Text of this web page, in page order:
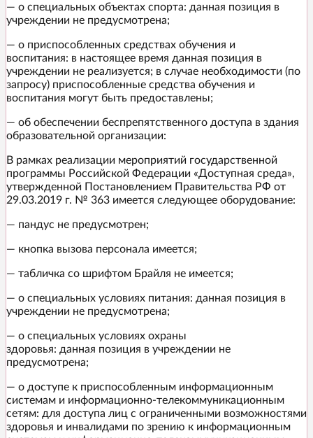
— о специальных объектах спорта: данная позиция в
учреждении не предусмотрена;
— о приспособленных средствах обучения и
воспитания: в настоящее время данная позиция в
учреждении не реализуется; в случае необходимости (по
запросу) приспособленные средства обучения и
воспитания могут быть предоставлены;
— об обеспечении беспрепятственного доступа в здания
образовательной организации:
В рамках реализации мероприятий государственной
программы Российской Федерации «Доступная среда»,
утвержденной Постановлением Правительства РФ от
29.03.2019 г. № 363 имеется следующее оборудование:
— пандус не предусмотрен;
— кнопка вызова персонала имеется;
— табличка со шрифтом Брайля не имеется;
— о специальных условиях питания: данная позиция в
учреждении не предусмотрена;
— о специальных условиях охраны
здоровья: данная позиция в учреждении не
предусмотрена;
— о доступе к приспособленным информационным
системам и информационно-телекоммуникационным
сетям: для доступа лиц с ограниченными возможностями
здоровья и инвалидами по зрению к информационным